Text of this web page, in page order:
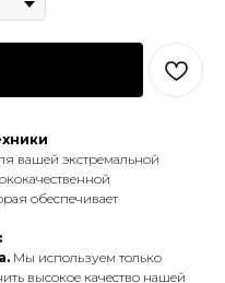
вашей экстремальной
обеспечивает
Мы используем только
высокое качество нашей